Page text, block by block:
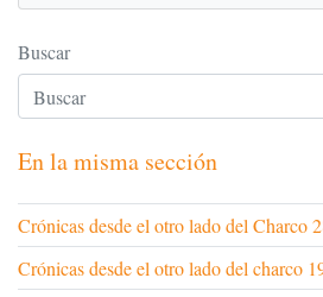
Buscar
En la misma sección
Crónicas desde el otro lado del Charco
Crónicas desde el otro lado del charco